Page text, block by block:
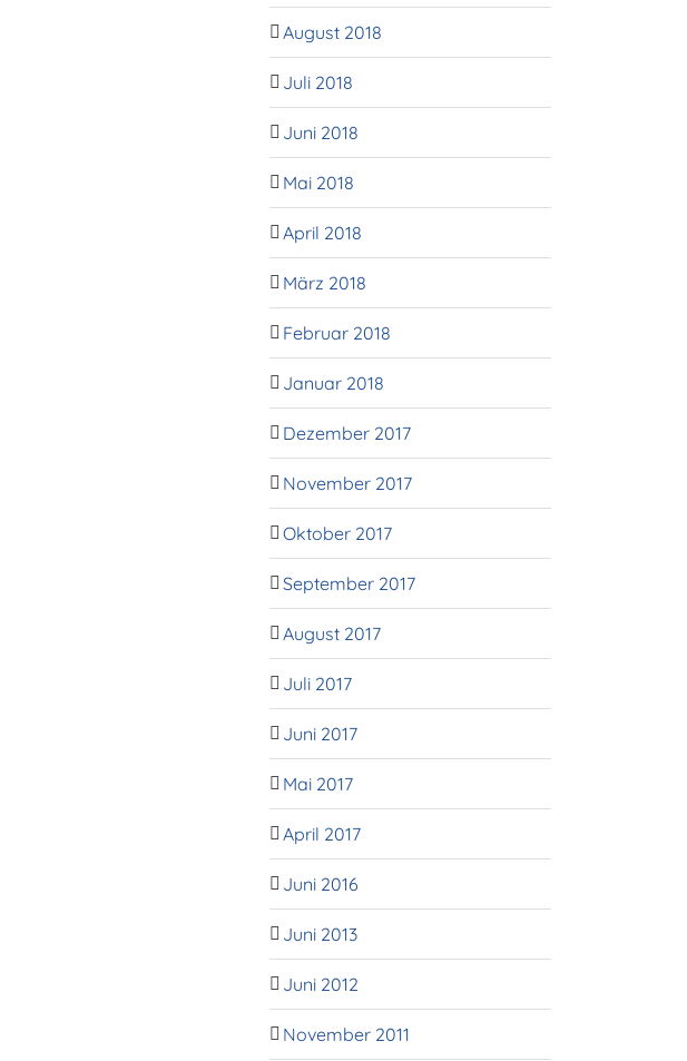
August 2018
Juli 2018
Juni 2018
Mai 2018
April 2018
März 2018
Februar 2018
Januar 2018
Dezember 2017
November 2017
Oktober 2017
September 2017
August 2017
Juli 2017
Juni 2017
Mai 2017
April 2017
Juni 2016
Juni 2013
Juni 2012
November 2011